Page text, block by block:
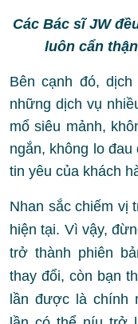
Các Bác sĩ JW
luôn cẩn
Bên cạnh đó,
những dịch vụ
mổ siêu mảnh,
ngắn, không lo
tin yêu của khách
Nhan sắc chiếm vị
hiện tại. Vì vậy,
trở thành phiên
thay đổi, còn bạn
lần được là chính